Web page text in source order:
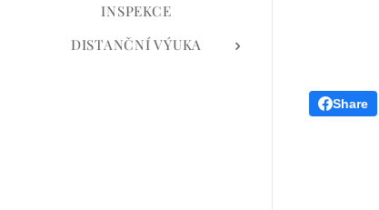
INSPEKCE
DISTANČNÍ VÝUKA
Share